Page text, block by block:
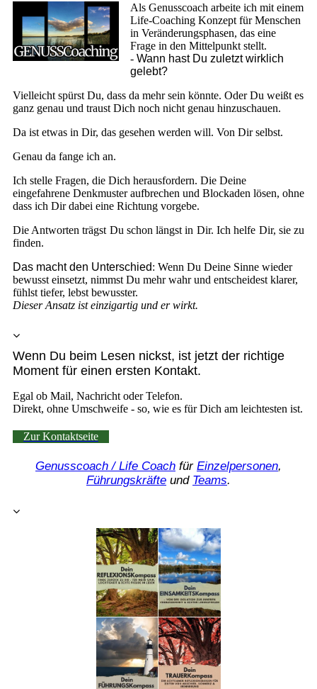
Als Genusscoach arbeite ich mit einem
Life-Coaching Konzept für Menschen
in Veränderungsphasen, das eine
Frage in den Mittelpunkt stellt.
-Wann hast Du zuletzt wirklich
gelebt?
Vielleicht spürst Du, dass da mehr sein könnte. Oder Du weißt es
ganz genau und traust Dich noch nicht genau hinzuschauen.
Da ist etwas in Dir, das gesehen werden will. Von Dir selbst.
Genau da fange ich an.
Ich stelle Fragen, die Dich herausfordern. Die Deine
eingefahrene Denkmuster aufbrechen und Blockaden lösen, ohne
dass ich Dir dabei eine Richtung vorgebe.
Die Antworten trägst Du schon längst in Dir. Ich helfe Dir, sie zu
finden.
Das macht den Unterschied: Wenn Du Deine Sinne wieder
bewusst einsetzt, nimmst Du mehr wahr und entscheidest klarer,
fühlst tiefer, lebst bewusster.
Dieser Ansatz ist einzigartig und er wirkt.
Wenn Du beim Lesen nickst, ist jetzt der richtige
Moment für einen ersten Kontakt.
Egal ob Mail, Nachricht oder Telefon.
Direkt, ohne Umschweife - so, wie es für Dich am leichtesten ist.
Zur Kontaktseite
Genusscoach / Life Coach für Einzelpersonen,
Führungskräfte und Teams.